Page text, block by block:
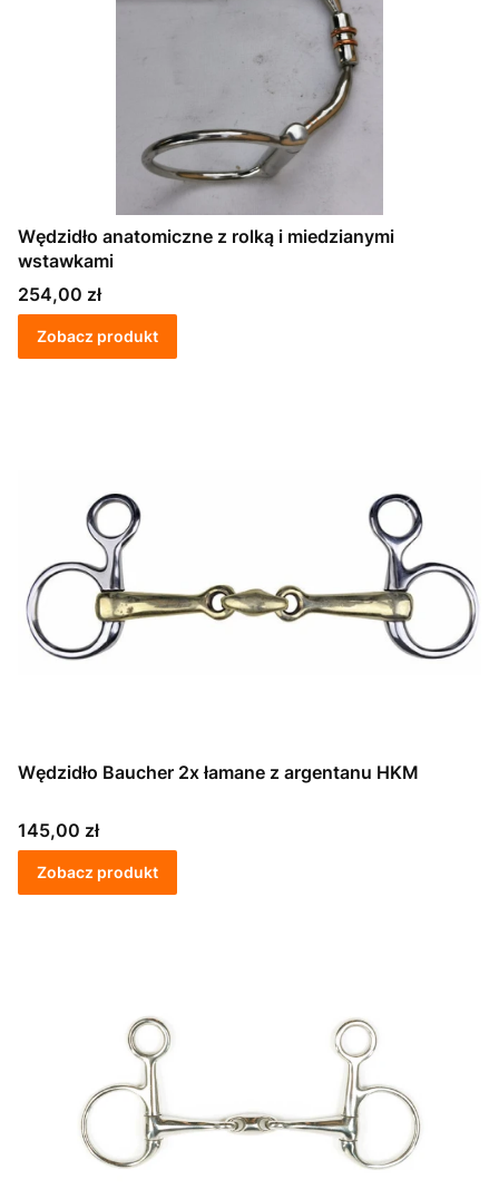
Wędzidło anatomiczne z rolką i miedzianymi
wstawkami
Cena
254,00 zł
Zobacz produkt
Wędzidło Baucher 2x łamane z argentanu HKM
Cena
145,00 zł
Zobacz produkt